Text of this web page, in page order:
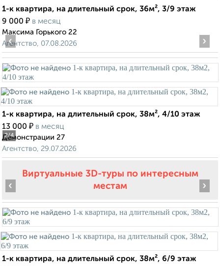
1-к квартира, на длительный срок, 36м², 3/9 этаж
9 000 ₽ в месяц
Максима Горького 22
Агентство, 07.08.2026
2/4
‹ ›
1-к квартира, на длительный срок, 38м², 4/10 этаж
13 000 ₽ в месяц
Демонстрации 27
Агентство, 29.07.2026
Виртуальные 3D-туры по интересным
местам
‹ ›
1-к квартира, на длительный срок, 38м², 6/9 этаж